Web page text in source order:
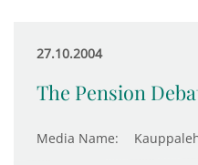
27.10.2004
The Pension
Media Name: